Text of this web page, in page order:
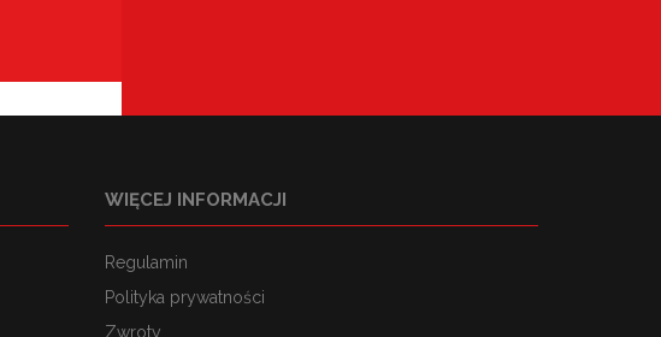
WIĘCEJ INFORMACJI
Regulamin
Polityka prywatności
Zwroty